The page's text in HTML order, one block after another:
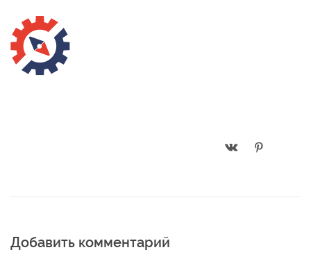
Добавить комментарий